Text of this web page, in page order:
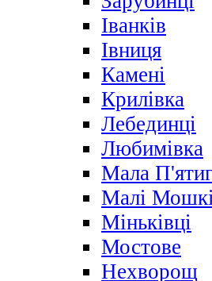
Іванків
Івниця
Камені
Крилівка
Лебединці
Любимівка
Мала
Малі
Міньківці
Мостове
Нехворощ